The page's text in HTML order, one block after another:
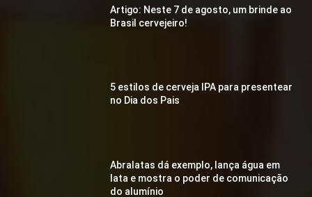
Artigo: Neste 7 de agosto, um brinde ao
Brasil cervejeiro!
5 estilos de cerveja IPA para presentear
no Dia dos Pais
Abralatas dá exemplo, lança água em
lata e mostra o poder de comunicação
do alumínio